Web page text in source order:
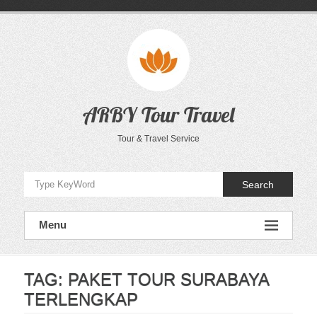
ARBY Tour Travel
Tour & Travel Service
Search
Menu
TAG: PAKET TOUR SURABAYA
TERLENGKAP